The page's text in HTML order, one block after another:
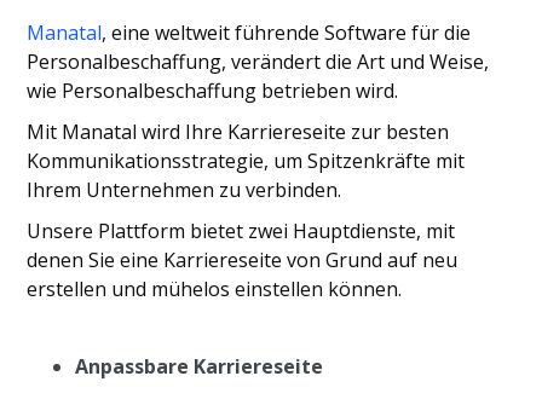
Manatal, eine weltweit führende Software für die
Personalbeschaffung, verändert die Art und Weise,
wie Personalbeschaffung betrieben wird.
Mit Manatal wird Ihre Karriereseite zur besten
Kommunikationsstrategie, um Spitzenkräfte mit
Ihrem Unternehmen zu verbinden.
Unsere Plattform bietet zwei Hauptdienste, mit
denen Sie eine Karriereseite von Grund auf neu
erstellen und mühelos einstellen können.
Anpassbare Karriereseite